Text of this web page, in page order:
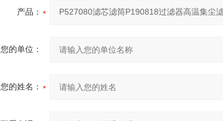
产品：
您的单位：
您的姓名：